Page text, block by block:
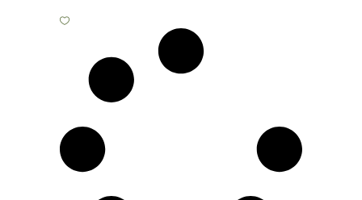
okergeel
cm
quantity